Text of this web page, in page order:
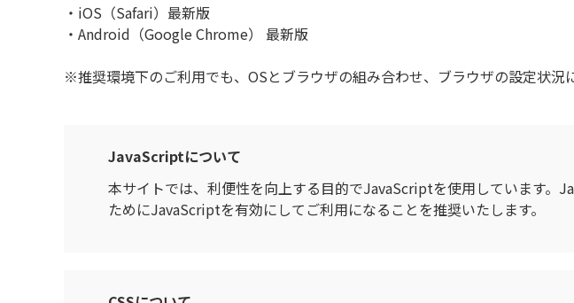
・iOS（Safari）最新版
・Android（Google Chrome） 最新版
※推奨環境下のご利用でも、OSとブラウザの組み合わせ、ブラウザの設定状況
JavaScriptについて
本サイトでは、利便性を向上する目的でJavaScriptを使用しています。
ためにJavaScriptを有効にしてご利用になることを推奨いたします。